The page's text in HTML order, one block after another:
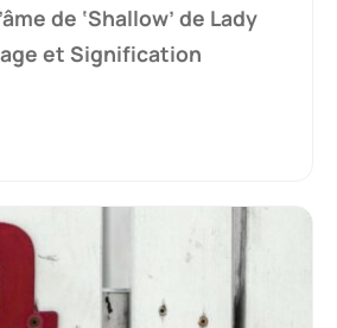
de ‘Shallow’ de Lady
et Signification